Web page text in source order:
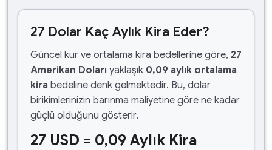
27 Dolar Kaç Aylık Kira Eder?
Güncel kur ve ortalama kira bedellerine göre, 27
Amerikan Doları yaklaşık 0,09 aylık ortalama
kira bedeline denk gelmektedir. Bu, dolar
birikimlerinizin barınma maliyetine göre ne kadar
güçlü olduğunu gösterir.
27 USD = 0,09 Aylık Kira